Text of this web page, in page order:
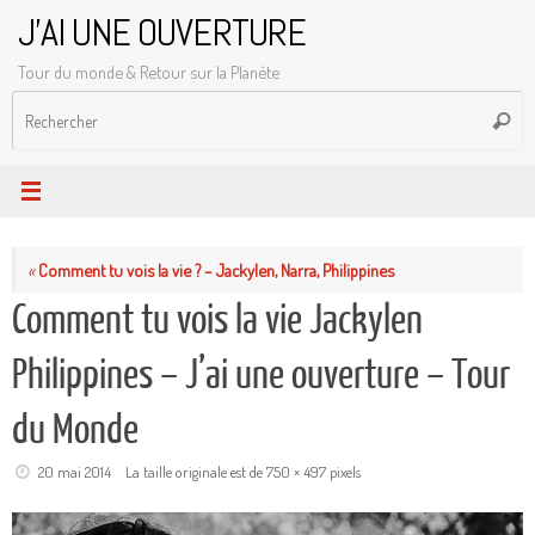
contenu
J'AI UNE OUVERTURE
Tour du monde & Retour sur la Planète
«Comment tu vois la vie ? – Jackylen, Narra, Philippines
Comment tu vois la vie Jackylen
Philippines – J’ai une ouverture – Tour
du Monde
20 mai 2014 La taille originale est de750 × 497pixels